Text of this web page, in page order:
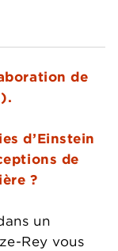
de
d’Einstein
de
?
un
Rey vous